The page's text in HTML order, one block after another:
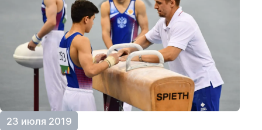
23 июля 2019